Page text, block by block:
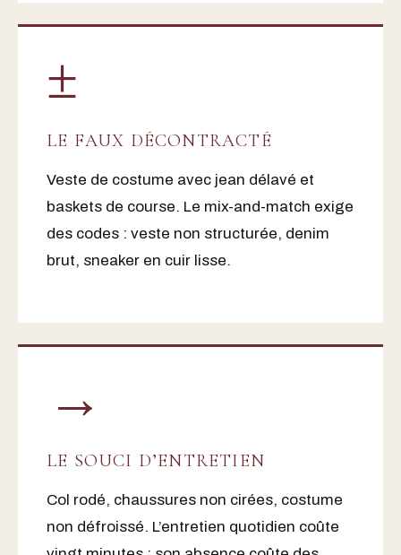
±
LE FAUX DÉCONTRACTÉ
Veste de costume avec jean délavé et
baskets de course. Le mix-and-match exige
des codes : veste non structurée, denim
brut, sneaker en cuir lisse.
→
LE SOUCI D’ENTRETIEN
Col rodé, chaussures non cirées, costume
non défroissé. L’entretien quotidien coûte